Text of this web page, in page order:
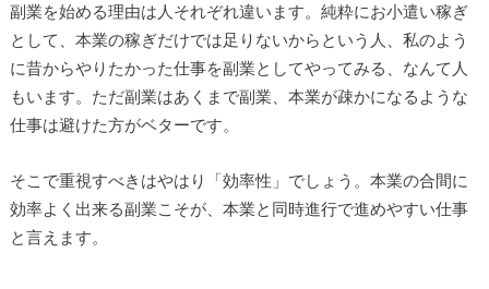
副業を始める理由は人それぞれ違います。純粋にお小遣い稼ぎ
として、本業の稼ぎだけでは足りないからという人、私のよう
に昔からやりたかった仕事を副業としてやってみる、なんて人
もいます。ただ副業はあくまで副業、本業が疎かになるような
仕事は避けた方がベターです。
そこで重視すべきはやはり「効率性」でしょう。本業の合間に
効率よく出来る副業こそが、本業と同時進行で進めやすい仕事
と言えます。